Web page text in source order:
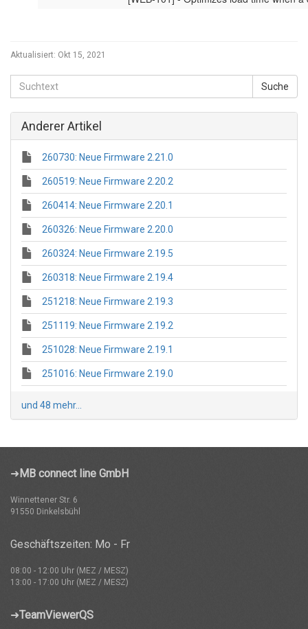
Aktualisiert: Okt 15, 2021
Anderer Artikel
260730: Neue Firmware 2.21.0
260519: Neue Firmware 2.20.2
260414: Neue Firmware 2.20.1
260326: Neue Firmware 2.20.0
260324: Neue Firmware 2.19.5
260318: Neue Firmware 2.19.4
251218: Neue Firmware 2.19.3
251119: Neue Firmware 2.19.2
251028: Neue Firmware 2.19.1
251016: Neue Firmware 2.19.0
und 48 mehr...
➜ MB connect line GmbH
Winnettener Str. 6
91550 Dinkelsbühl
Geschäftszeiten: Mo - Fr
08:00 - 12:00 Uhr (MEZ / MESZ)
13:00 - 17:00 Uhr (MEZ / MESZ)
➜TeamViewerQS